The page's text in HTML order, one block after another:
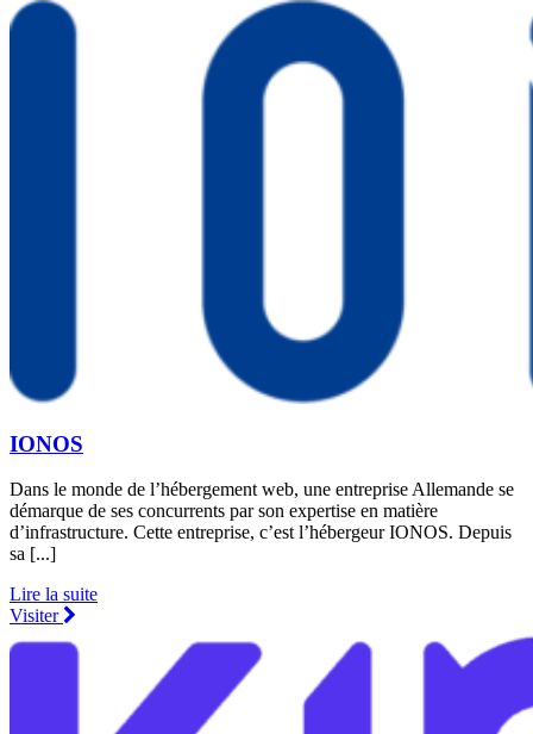
IONOS
Dans le monde de l’hébergement web, une entreprise Allemande se
démarque de ses concurrents par son expertise en matière
d’infrastructure. Cette entreprise, c’est l’hébergeur IONOS. Depuis
sa [...]
Lire la suite
Visiter